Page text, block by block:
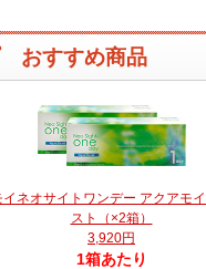
おすすめ商品
ネオサイトワンデー アクアモイ
スト（×2箱）
3,920円
1箱あたり